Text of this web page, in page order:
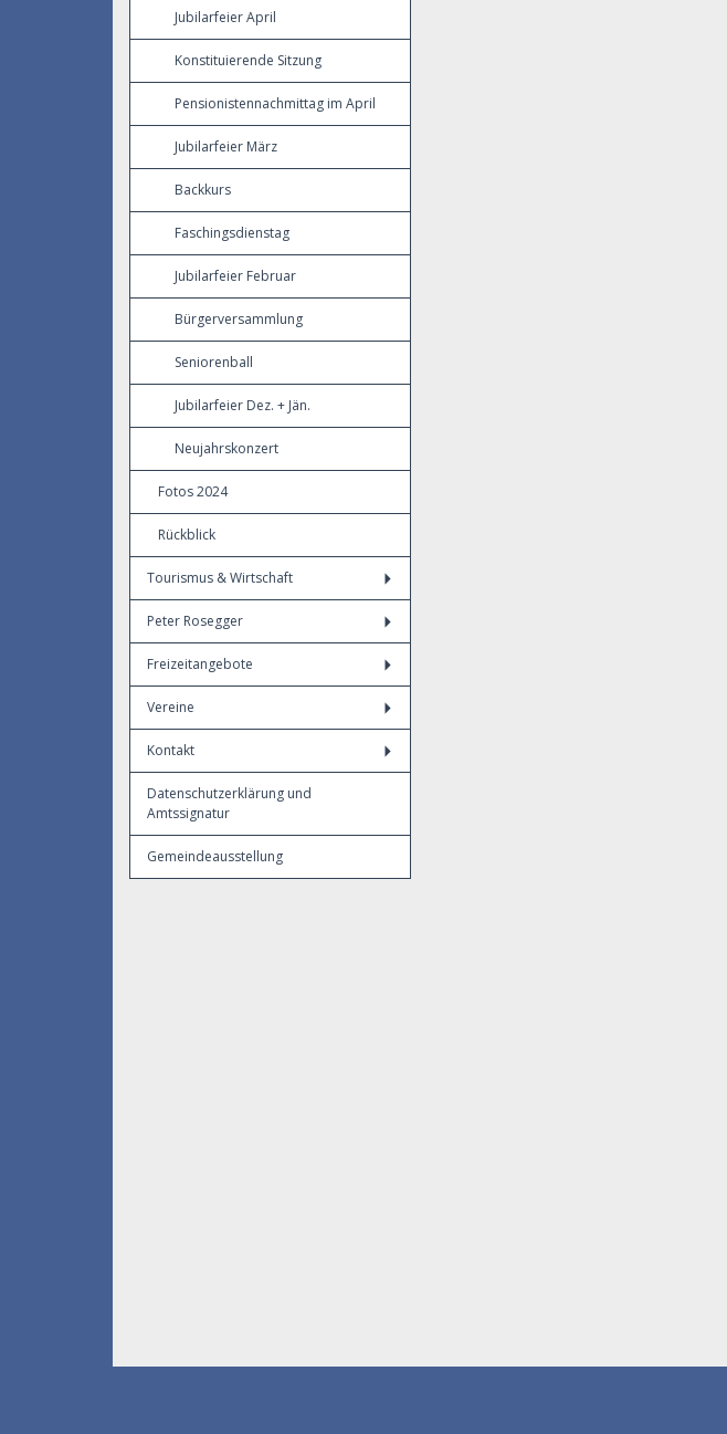
Jubilarfeier April
Konstituierende Sitzung
Pensionistennachmittag im April
Jubilarfeier März
Backkurs
Faschingsdienstag
Jubilarfeier Februar
Bürgerversammlung
Seniorenball
Jubilarfeier Dez. + Jän.
Neujahrskonzert
Fotos 2024
Rückblick
Tourismus & Wirtschaft
Peter Rosegger
Freizeitangebote
Vereine
Kontakt
Datenschutzerklärung und
Amtssignatur
Gemeindeausstellung